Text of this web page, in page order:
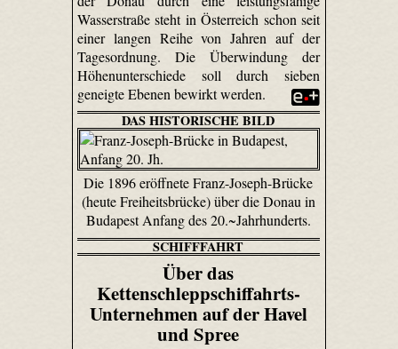
Wasserstraße steht in Österreich schon seit
einer langen Reihe von Jahren auf der
Tagesordnung. Die Überwindung der
Höhenunterschiede soll durch sieben
geneigte Ebenen bewirkt werden.
DAS HISTORISCHE BILD
Die 1896 eröffnete Franz-Joseph-Brücke
(heute Freiheitsbrücke) über die Donau in
Budapest Anfang des 20.~Jahrhunderts.
SCHIFFFAHRT
Über das
Kettenschleppschiffahrts-
Unternehmen auf der Havel
und Spree